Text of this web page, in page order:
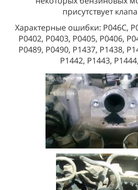
присутствует
Характерные ошибки: P046C,
P0402, Р0403, P0405, P0406,
P0489, P0490, P1437, P1438,
P1442, P1443,